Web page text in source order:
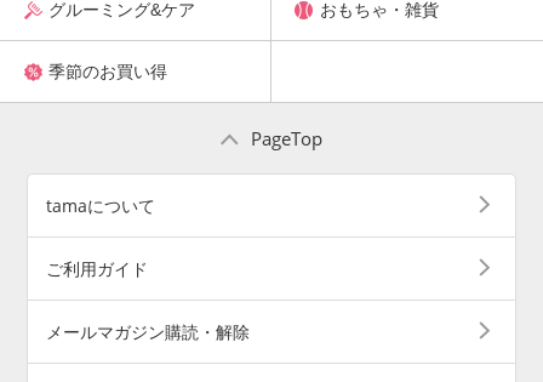
グルーミング&ケア おもちゃ・雑貨
季節のお買い得
PageTop
tamaについて
ご利用ガイド
メールマガジン購読・解除